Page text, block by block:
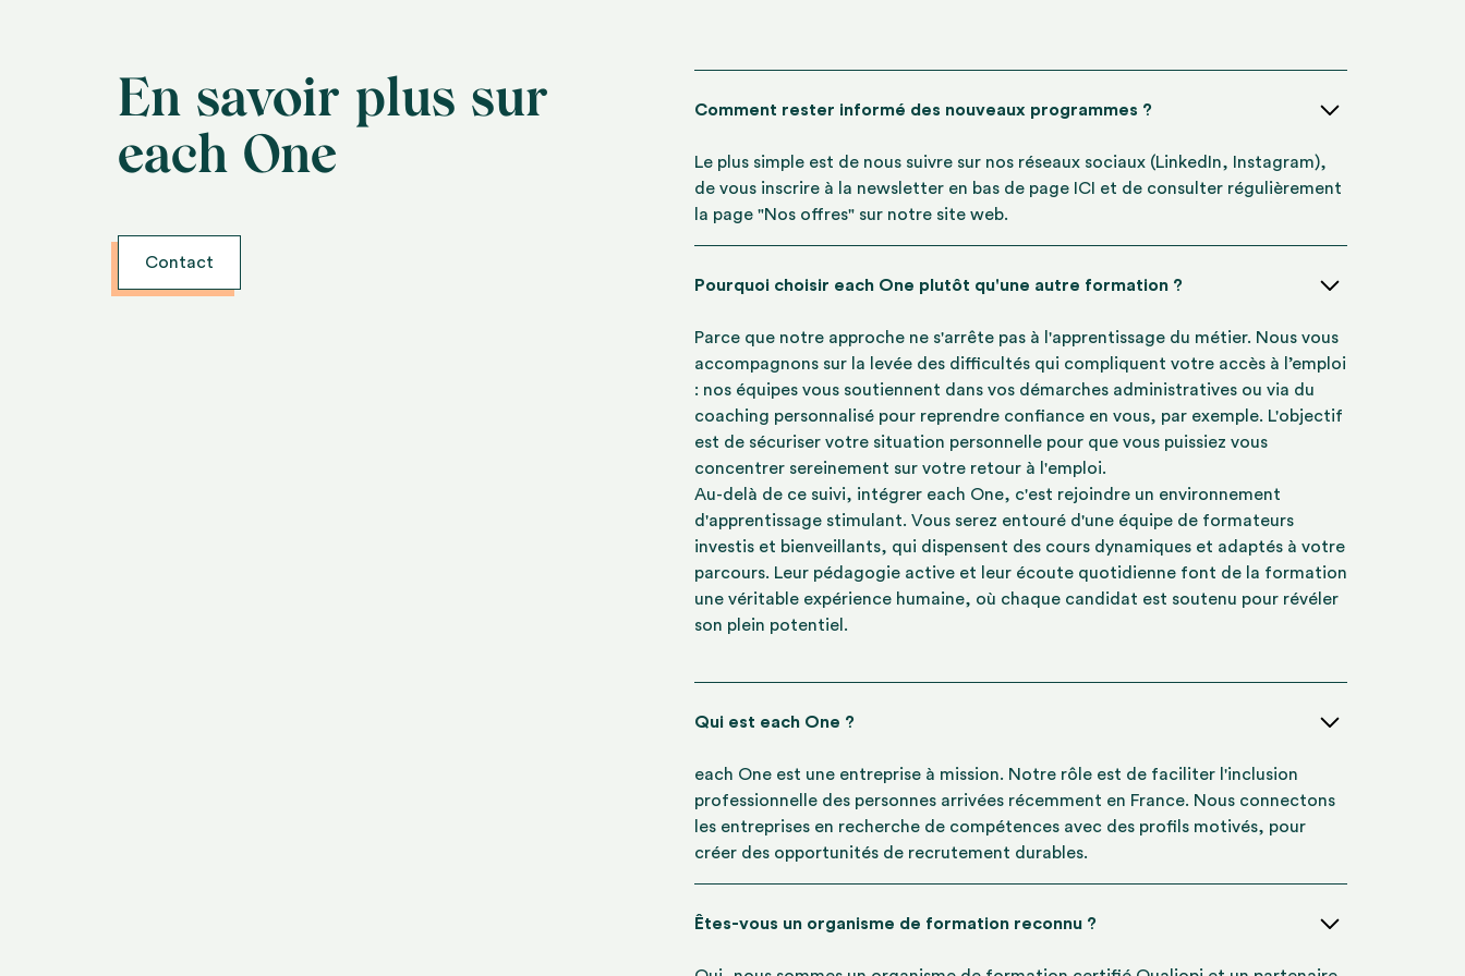
En savoir plus sur
each One
Contact
Comment rester informé des nouveaux programmes ?
Le plus simple est de nous suivre sur nos réseaux sociaux (LinkedIn, Instagram),
de vous inscrire à la newsletter en bas de page ICI et de consulter régulièrement
la page "Nos offres" sur notre site web.
Pourquoi choisir each One plutôt qu'une autre formation ?
Parce que notre approche ne s'arrête pas à l'apprentissage du métier. Nous vous
accompagnons sur la levée des difficultés qui compliquent votre accès à l’emploi
: nos équipes vous soutiennent dans vos démarches administratives ou via du
coaching personnalisé pour reprendre confiance en vous, par exemple. L'objectif
est de sécuriser votre situation personnelle pour que vous puissiez vous
concentrer sereinement sur votre retour à l'emploi.
Au-delà de ce suivi, intégrer each One, c'est rejoindre un environnement
d'apprentissage stimulant. Vous serez entouré d'une équipe de formateurs
investis et bienveillants, qui dispensent des cours dynamiques et adaptés à votre
parcours. Leur pédagogie active et leur écoute quotidienne font de la formation
une véritable expérience humaine, où chaque candidat est soutenu pour révéler
son plein potentiel.
Qui est each One ?
each One est une entreprise à mission. Notre rôle est de faciliter l'inclusion
professionnelle des personnes arrivées récemment en France. Nous connectons
les entreprises en recherche de compétences avec des profils motivés, pour
créer des opportunités de recrutement durables.
Êtes-vous un organisme de formation reconnu ?